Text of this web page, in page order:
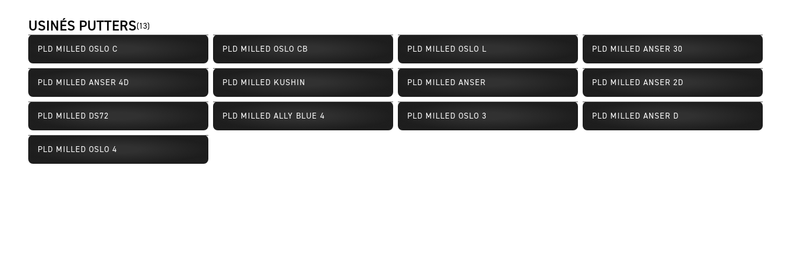
USINÉS PUTTERS(13)
PLD MILLED OSLO C PLD MILLED OSLO CB PLD MILLED OSLO L PLD MILLED ANSER 30
PLD MILLED ANSER 4D PLD MILLED KUSHIN Disponibilité limitée
PLD MILLED ANSER Disponibilité limitée
PLD MILLED ANSER 2D
Disponibilité limitée
PLD MILLED DS72 Disponibilité limitée
PLD MILLED ALLY BLUE 4 Disponibilité limitée
PLD MILLED OSLO 3 Disponibilité limitée
PLD MILLED ANSER D
Disponibilité limitée
PLD MILLED OSLO 4